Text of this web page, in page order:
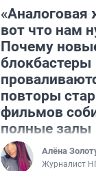
«Аналоговая
вот что нам
Почему новые
блокбастеры
повторы
фильмов
полные залы
Алёна
Журналист НГС